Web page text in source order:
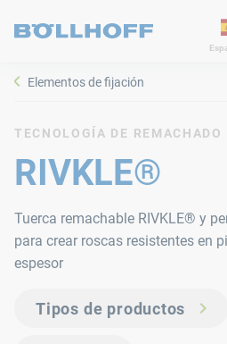
Elementos de fijación
TECNOLOGÍA DE REMACHADO
RIVKLE®
Tuerca remachable RIVKLE® y
para crear roscas resistentes en
espesor
Tipos de productos